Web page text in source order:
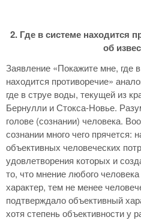
2. Где в системе находится
об
Заявление «Покажите мне, где
находится противоречие»
где в струе воды, текущей из
Бернулли и Стокса-Новье.
голове (сознании) человека.
сознании много чего прячется:
объективных человеческих
удовлетворения которых и
то, что мнение любого
характер, тем не менее
подтверждало объективный
хотя степень объективности у